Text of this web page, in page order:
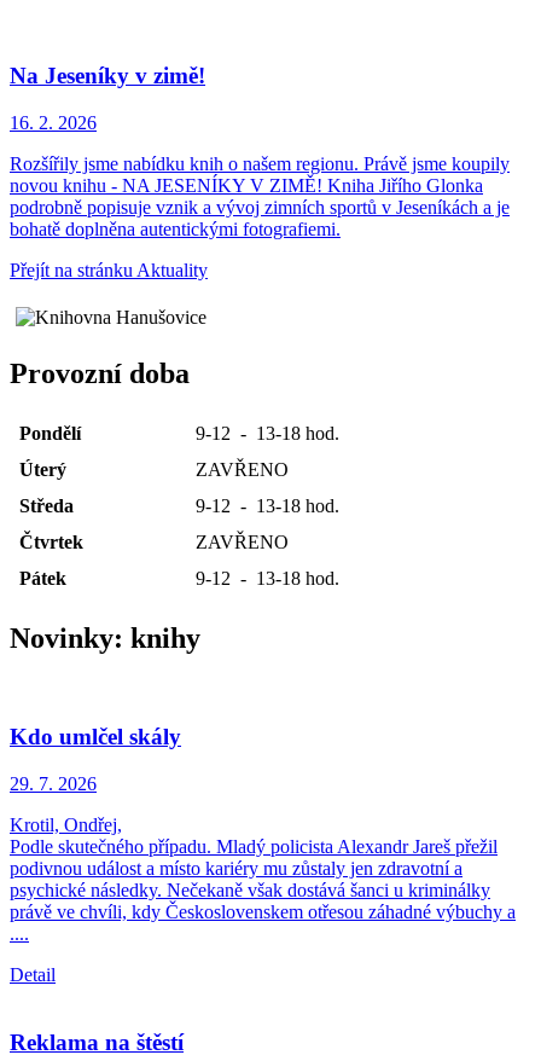
Na Jeseníky v zimě!
16. 2. 2026
Rozšířily jsme nabídku knih o našem regionu. Právě jsme koupily
novou knihu - NA JESENÍKY V ZIMĚ! Kniha Jiřího Glonka
podrobně popisuje vznik a vývoj zimních sportů v Jeseníkách a je
bohatě doplněna autentickými fotografiemi.
Přejít na stránku Aktuality
Provozní doba
Pondělí
9-12 - 13-18 hod.
Úterý
ZAVŘENO
Středa
9-12 - 13-18 hod.
Čtvrtek
ZAVŘENO
Pátek
9-12 - 13-18 hod.
Novinky: knihy
Kdo umlčel skály
29. 7. 2026
Krotil, Ondřej,
Podle skutečného případu. Mladý policista Alexandr Jareš přežil
podivnou událost a místo kariéry mu zůstaly jen zdravotní a
psychické následky. Nečekaně však dostává šanci u kriminálky
právě ve chvíli, kdy Československem otřesou záhadné výbuchy a
....
Detail
Reklama na štěstí